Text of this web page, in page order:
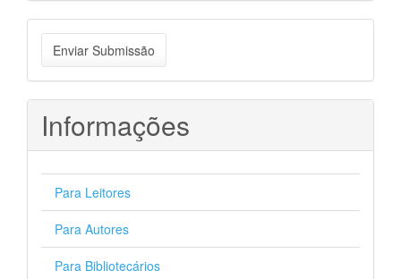
Enviar
Submissão
Enviar Submissão
Informações
Para Leitores
Para Autores
Para Bibliotecários